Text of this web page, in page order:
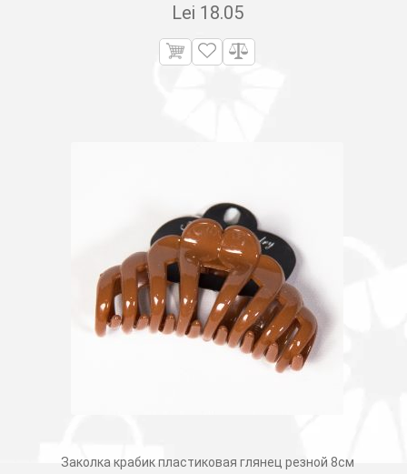
Lei 18.05
Заколка крабик пластиковая глянец резной 8см